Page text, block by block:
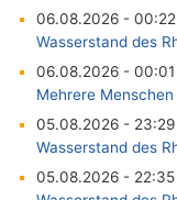
06.08.2026 -
Wasserstand des
06.08.2026 - 00:01
Mehrere
05.08.2026 -
Wasserstand des
05.08.2026 - 22:35